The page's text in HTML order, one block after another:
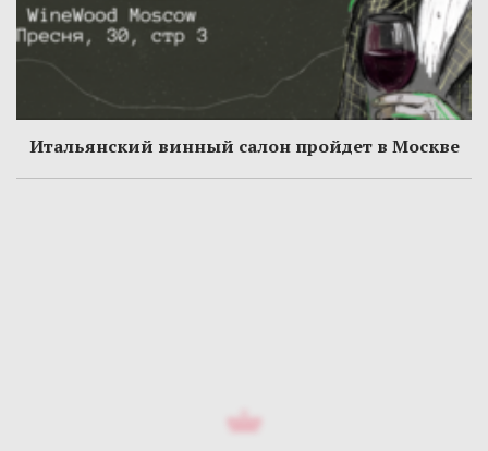
Итальянский винный салон пройдет в Москве